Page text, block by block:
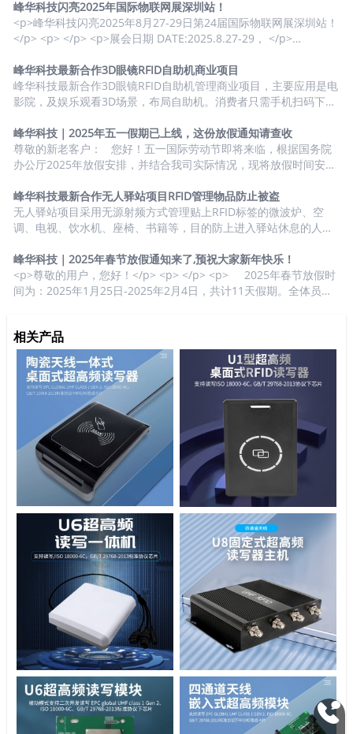
放假时间：2025年10月1日(周三)-10月8日(周三)放假8天</p>
<p> </p> <p>上班时间：10月9日(周四)上班。</p> <p> </p> <p>
在此，感谢您对我司的信任与支持，我们始终致力于为您提供优质
护航。</p> <p> </p>...
峰华科技闪亮2025年国际物联网展深圳站！
<p>峰华科技闪亮2025年8月27-29日第24届国际物联网展深圳站！
</p> <p> </p> <p>展会日期 DATE:2025.8.27-29， </p>
<p> </p> <p>诚邀莅临 Welcome to our booth ： 9D9-2 </p>
<p> </p> <p>深圳市峰华科技有限公司 <a
title="www.fongwah.com" href="http://www.fongwah.com"
硬件OEM/ODM供应商</p>...
峰华科技最新合作3D眼镜RFID自助机商业项目
峰华科技最新合作3D眼镜RFID自助机管理商业项目，主要应用是电
影院，及娱乐观看3D场景，布局自助机。消费者只需手机扫码下
量在取镜口，同时在取眼镜窗有安装RFID模块追塑读取3D眼境的出
库数量与消费下单数量一致，出库完成后消费者即可在取眼镜窗拿
走即可. 那么消费者不想用了需要归还3D眼镜，可以扫码点结束，
RFID模块也开始工作识别追塑记当还回数量是否与租用出库数...
峰华科技｜2025年五一假期已上线，这份放假通知请查收
尊敬的新老客户： 您好！五一国际劳动节即将来临，根据国务院
办公厅2025年放假安排，并结合我司实际情况，现将放假时间安排
时间：2025年5月6日（星期二）正常上班。 在此，感谢您对我
司的信任与支持，我们始终致力于为您提供优质的产品和服务，未
来也将持续以专业的态度，为您的生产运营保驾护航。 在这个属于
峰华科技最新合作无人驿站项目RFID管理物品防止被盗
无人驿站项目采用无源射频方式管理贴上RFID标签的微波炉、空
调、电视、饮水机、座椅、书籍等，目的防上进入驿站休息的人员
技自主生产的超高频阅读器，采用内置8DBI圆极化大天线，感应灵
敏，读距达8米内可调， 及驿站内物品由峰华科技提供对应的RFID
芯片标签。 自动门控主机发送指令给超高频阅读器实现24小时监控
器也会拉响，安...
峰华科技｜2025年春节放假通知来了,预祝大家新年快乐！
<p>尊敬的用户，您好！</p> <p> </p> <p> 2025年春节放假时
间为：2025年1月25日-2025年2月4日，共计11天假期。全体员工
一年，我们将继续坚守初心，以更专业、更高效的服务回馈您的厚
爱。在此，我们提前预祝大家在新的一年里蛇年吉祥，万事顺心如
意，事业兴旺发达，生活幸福美满！再次感谢您对我们的支持，期
待在新的一年里与您携手共创美好未来！</p>...
相关产品